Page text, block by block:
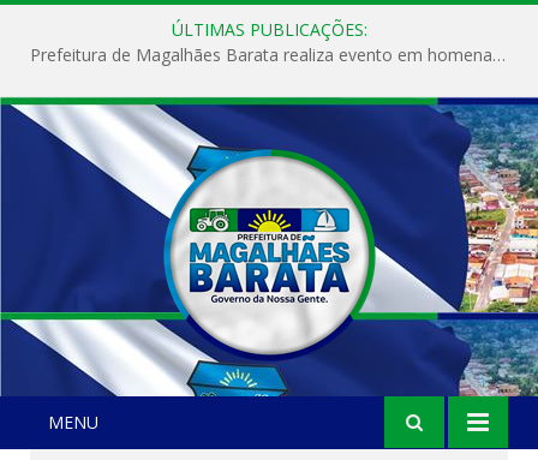
ÚLTIMAS PUBLICAÇÕES:
Prefeitura de Magalhães Barata realiza evento em homenagem ao Dia Internacional da Mulher
MENU